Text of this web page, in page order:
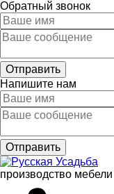
Обратный звонок
Напишите нам
производство